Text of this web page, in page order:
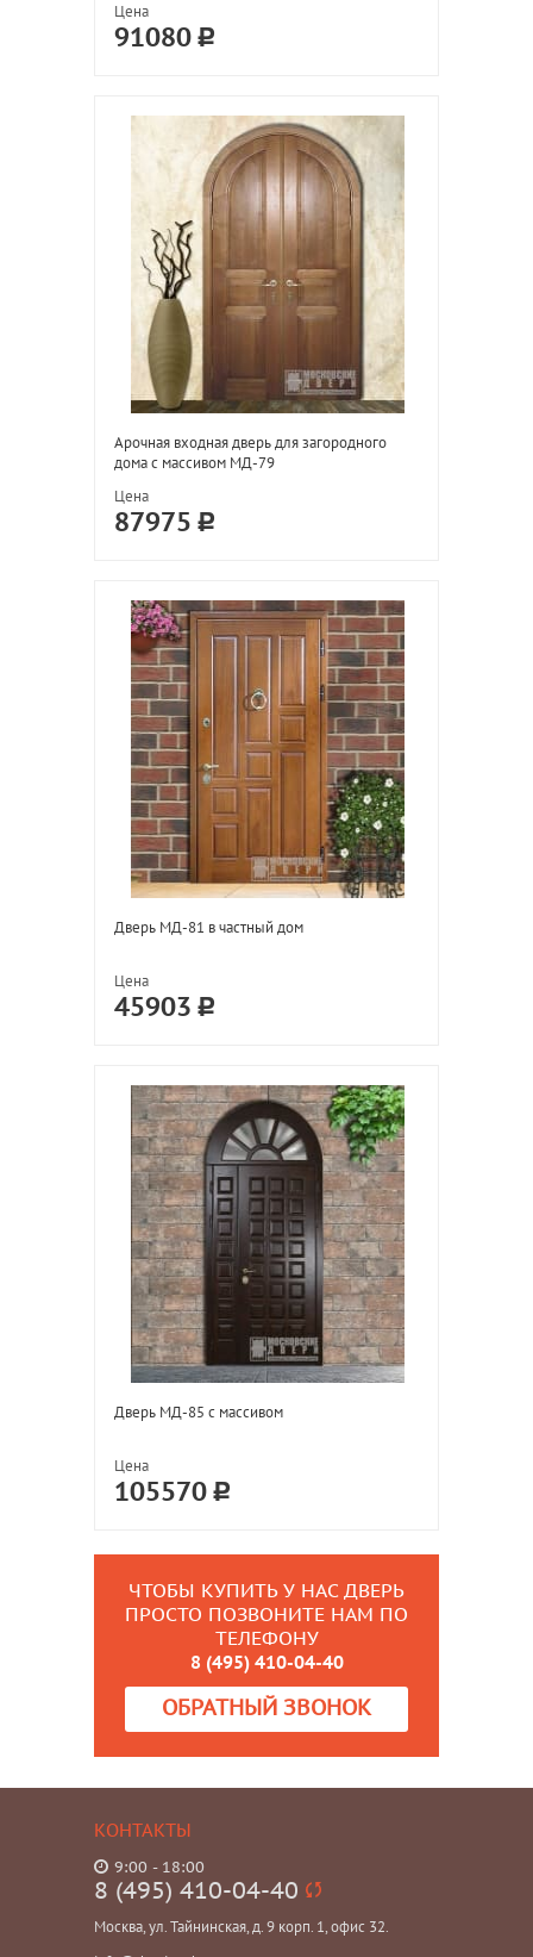
Цена
91080
Арочная входная дверь для загородного
дома с массивом МД-79
Цена
87975
Дверь МД-81 в частный дом
Цена
45903
Дверь МД-85 с массивом
Цена
105570
ЧТОБЫ КУПИТЬ У НАС ДВЕРЬ
ПРОСТО ПОЗВОНИТЕ НАМ ПО
ТЕЛЕФОНУ
8 (495) 410-04-40
ОБРАТНЫЙ ЗВОНОК
КОНТАКТЫ
9:00 - 18:00
8 (495) 410-04-40
Москва, ул. Тайнинская, д. 9 корп. 1, офис 32.